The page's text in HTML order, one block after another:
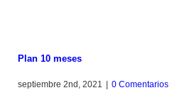
Plan 10 meses
septiembre 2nd, 2021 0 Comentarios